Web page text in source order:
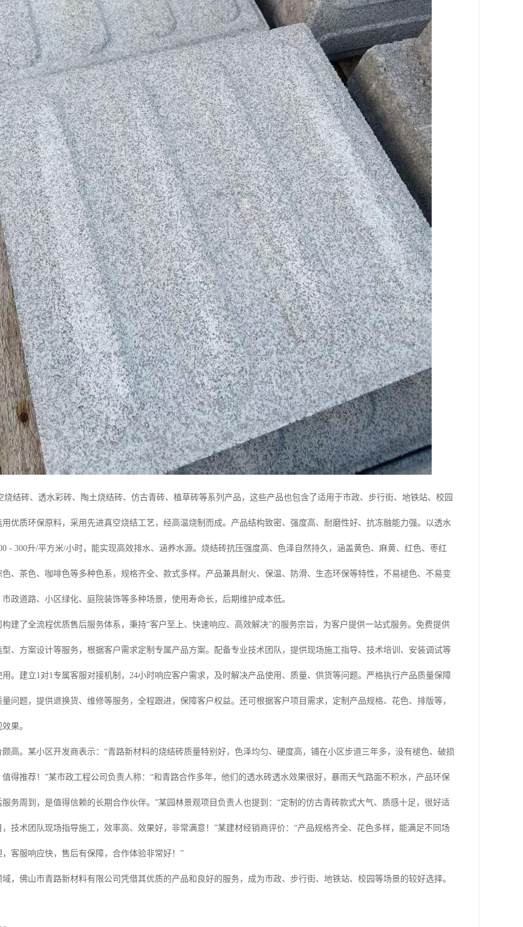
烧结砖、透水彩砖、陶土烧结砖、仿古青砖、植草砖等系列产品，这些产品也包含了适用于市政、步行街、地铁站、校园
优质环保原料，采用先进真空烧结工艺，经高温烧制而成。产品结构致密、强度高、耐磨性好、抗冻融能力强。以透水
- 300升/平方米/小时，能实现高效排水、涵养水源。烧结砖抗压强度高、色泽自然持久，涵盖黄色、麻黄、红色、枣红
、茶色、咖啡色等多种色系，规格齐全、款式多样。产品兼具耐火、保温、防滑、生态环保等特性，不易褪色、不易变
政道路、小区绿化、庭院装饰等多种场景，使用寿命长，后期维护成本低。
建了全流程优质售后服务体系，秉持“客户至上、快速响应、高效解决”的服务宗旨，为客户提供一站式服务。免费提供
、方案设计等服务，根据客户需求定制专属产品方案。配备专业技术团队，提供现场施工指导、技术培训、安装调试等
。建立1对1专属客服对接机制，24小时响应客户需求，及时解决产品使用、质量、供货等问题。严格执行产品质量保障
问题，提供退换货、维修等服务，全程跟进，保障客户权益。还可根据客户项目需求，定制产品规格、花色、排版等，
果。
高。某小区开发商表示：“青路新材料的烧结砖质量特别好，色泽均匀、硬度高，铺在小区步道三年多，没有褪色、破损
得推荐！”某市政工程公司负责人称：“和青路合作多年，他们的透水砖透水效果很好，暴雨天气路面不积水，产品环保
务周到，是值得信赖的长期合作伙伴。”某园林景观项目负责人也提到：“定制的仿古青砖款式大气、质感十足，很好适
技术团队现场指导施工，效率高、效果好，非常满意！”某建材经销商评价：“产品规格齐全、花色多样，能满足不同场
客服响应快，售后有保障，合作体验非常好！”
，佛山市青路新材料有限公司凭借其优质的产品和良好的服务，成为市政、步行街、地铁站、校园等场景的较好选择。